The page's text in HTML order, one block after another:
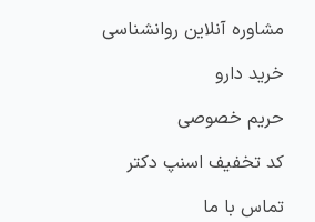
مشاوره آنلاین روانشناسی
خرید دارو
حریم خصوصی
کد تخفیف اسنپ دکتر
تماس با ما